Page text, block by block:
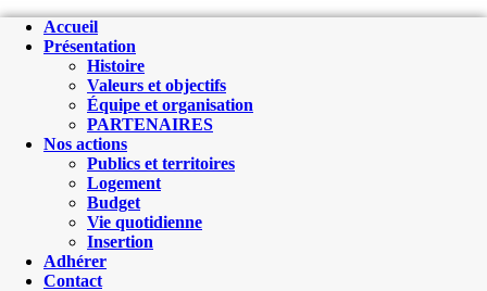
Accueil
Présentation
Histoire
Valeurs et objectifs
Équipe et organisation
PARTENAIRES
Nos actions
Publics et territoires
Logement
Budget
Vie quotidienne
Insertion
Adhérer
Contact